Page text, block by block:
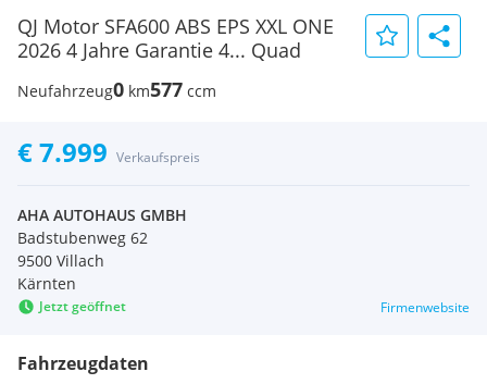
QJ Motor SFA600 ABS EPS XXL ONE
2026 4 Jahre Garantie 4... Quad
Neufahrzeug0 km577 ccm
€ 7.999 Verkaufspreis
AHA AUTOHAUS GMBH
Badstubenweg 62
9500 Villach
Kärnten
Jetzt geöffnet Firmenwebsite
Fahrzeugdaten